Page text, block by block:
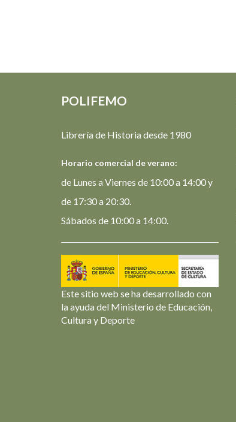
POLIFEMO
Librería de Historia desde 1980
Horario comercial de verano:
de Lunes a Viernes de 10:00 a 14:00 y
de 17:30 a 20:30.
Sábados de 10:00 a 14:00.
Este sitio web se ha desarrollado con
la ayuda del Ministerio de Educación,
Cultura y Deporte